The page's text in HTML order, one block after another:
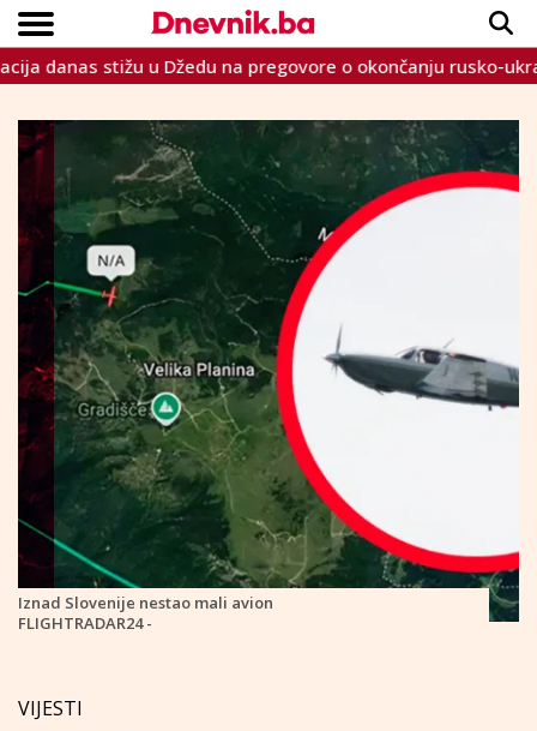
VIJESTI
SPORT
INTERVIEW
TEME
CRNA KRONIKA
LIFESTYLE
Copyright © Dnevnik.ba 2023.
stižu u Džedu na pregovore o okončanju rusko-
Iznad Slovenije nestao mali avion
FLIGHTRADAR24 -
VIJESTI